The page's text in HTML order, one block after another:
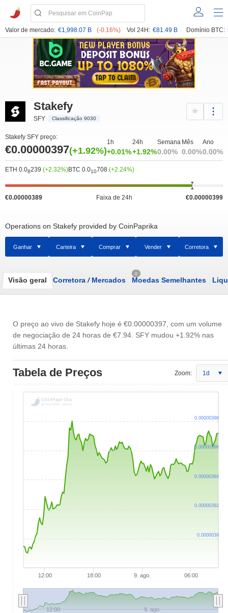
Valor de mercado: €1,998.07 B (-0.16%) Vol 24H: €81.49 B Domínio BTC:
Stakefy
SFY Classificação 9030
Stakefy SFY preço:
€0.00000397(+1.92%)
1h
+0.01%
24h
+1.92%
Semana
0.00%
Mês
0.00%
Ano
0.00%
ETH 0.08239 (+2.32%)BTC 0.010708 (+2.24%)
€0.00000389 Faixa de 24h €0.00000399
Operations on Stakefy provided by CoinPaprika
Ganhar Carteira Comprar Vender Corretora
Visão geral Corretora /Mercados
0
Moedas Semelhantes
O preço ao vivo de Stakefy hoje é €0.00000397 , com um volume
de negociação de 24 horas de €7.94 . SFY mudou +1.92% nas
últimas 24 horas.
Tabela de Preços Zoom: 1d
12:00 18:00 9. ago. 06:00
12:00 9. ago.
0.0000039
0.00000392
0.00000394
0.00000396
0.00000398